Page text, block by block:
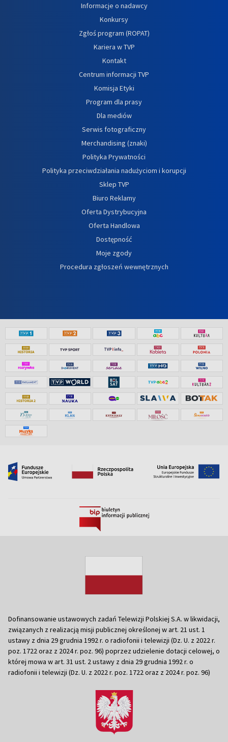
Informacje o nadawcy
Konkursy
Zgłoś program (ROPAT)
Kariera w TVP
Kontakt
Centrum informacji TVP
Komisja Etyki
Program dla prasy
Dla mediów
Serwis fotograficzny
Merchandising (znaki)
Polityka Prywatności
Polityka przeciwdziałania nadużyciom i korupcji
Sklep TVP
Biuro Reklamy
Oferta Dystrybucyjna
Oferta Handlowa
Dostępność
Moje zgody
Procedura zgłoszeń wewnętrznych
Dofinansowanie ustawowych zadań Telewizji Polskiej S.A. w likwidacji,
związanych z realizacją misji publicznej określonej w art. 21 ust. 1
ustawy z dnia 29 grudnia 1992 r. o radiofonii i telewizji (Dz. U. z 2022 r.
poz. 1722 oraz z 2024 r. poz. 96) poprzez udzielenie dotacji celowej, o
której mowa w art. 31 ust. 2 ustawy z dnia 29 grudnia 1992 r. o
radiofonii i telewizji (Dz. U. z 2022 r. poz. 1722 oraz z 2024 r. poz. 96)